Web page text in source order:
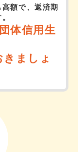
額で、返済期
体信用生
ましょ